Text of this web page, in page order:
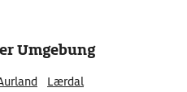
Umgebung
Lærdal